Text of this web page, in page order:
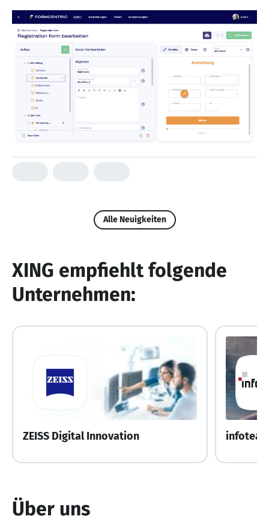
Alle Neuigkeiten
XING empfiehlt folgende
Unternehmen:
ZEISS Digital Innovation
Über uns